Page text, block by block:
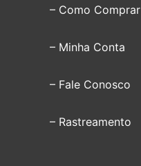
– Como Comprar
– Minha Conta
– Fale Conosco
– Rastreamento